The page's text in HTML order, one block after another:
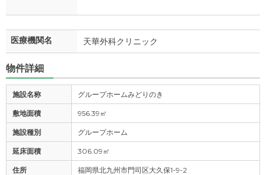
医療機関名 天華外科クリニック
物件詳細
施設名称 グループホームみどりのき
敷地面積 956.39㎡
施設種別 グループホーム
延床面積 306.09㎡
住所 福岡県北九州市門司区大久保1-9-2